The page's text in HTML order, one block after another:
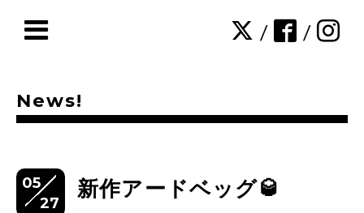
/ /
News!
05
27
新作アードベッグ🥃